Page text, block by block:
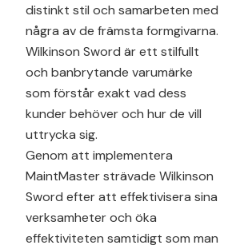
distinkt stil och samarbeten med
några av de främsta formgivarna.
Wilkinson Sword är ett stilfullt
och banbrytande varumärke
som förstår exakt vad dess
kunder behöver och hur de vill
uttrycka sig.
Genom att implementera
MaintMaster strävade Wilkinson
Sword efter att effektivisera sina
verksamheter och öka
effektiviteten samtidigt som man